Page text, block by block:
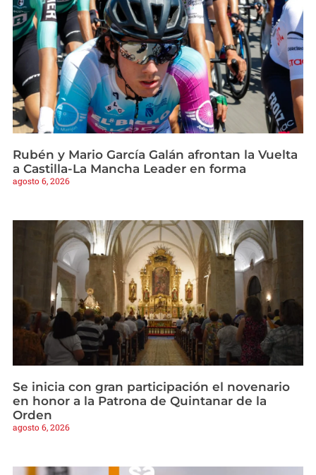
Rubén y Mario García Galán afrontan la Vuelta
a Castilla-La Mancha Leader en forma
agosto 6, 2026
Se inicia con gran participación el novenario
en honor a la Patrona de Quintanar de la
Orden
agosto 6, 2026